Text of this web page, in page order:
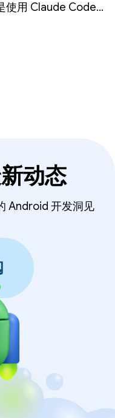
使用 Claude Code
的使命都是确保在
动态
Android 开发洞见